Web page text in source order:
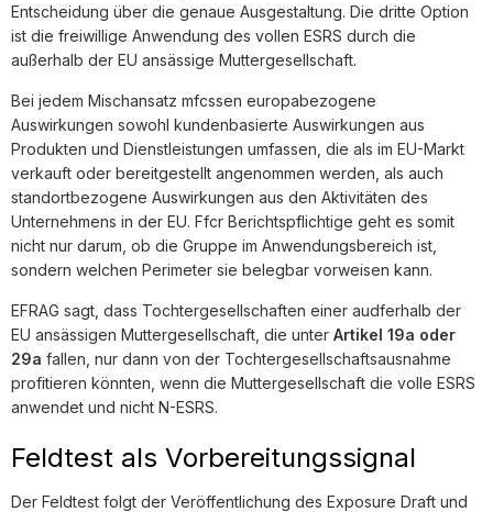
Entscheidung über die genaue Ausgestaltung. Die dritte Option
ist die freiwillige Anwendung des vollen ESRS durch die
außerhalb der EU ansässige Muttergesellschaft.
Bei jedem Mischansatz mfcssen europabezogene
Auswirkungen sowohl kundenbasierte Auswirkungen aus
Produkten und Dienstleistungen umfassen, die als im EU-Markt
verkauft oder bereitgestellt angenommen werden, als auch
standortbezogene Auswirkungen aus den Aktivitäten des
Unternehmens in der EU. Ffcr Berichtspflichtige geht es somit
nicht nur darum, ob die Gruppe im Anwendungsbereich ist,
sondern welchen Perimeter sie belegbar vorweisen kann.
EFRAG sagt, dass Tochtergesellschaften einer audferhalb der
EU ansässigen Muttergesellschaft, die unter Artikel 19a oder
29a fallen, nur dann von der Tochtergesellschaftsausnahme
profitieren könnten, wenn die Muttergesellschaft die volle ESRS
anwendet und nicht N-ESRS.
Feldtest als Vorbereitungssignal
Der Feldtest folgt der Veröffentlichung des Exposure Draft und